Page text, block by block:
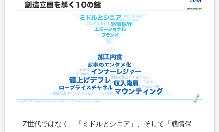
Z世代ではなく、「ミドルとシニア」、そして「感情保